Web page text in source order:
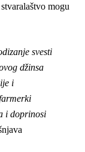
mogu
svesti
džinsa
i
i doprinosi